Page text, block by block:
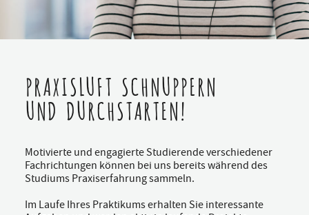
PRAXISLUFT SCHNUPPERN
UND DURCHSTARTEN!
Motivierte und engagierte Studierende verschiedener
Fachrichtungen können bei uns bereits während des
Studiums Praxiserfahrung sammeln.
Im Laufe Ihres Praktikums erhalten Sie interessante